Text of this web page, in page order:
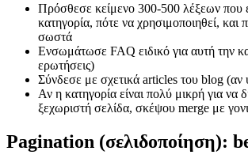
Πρόσθεσε κείμενο 300-500 λέξεων που
κατηγορία, πότε να χρησιμοποιηθεί, και
σωστά
Ενσωμάτωσε FAQ ειδικό για αυτή την
ερωτήσεις)
Σύνδεσε με σχετικά articles του blog (αν
Αν η κατηγορία είναι πολύ μικρή για να
ξεχωριστή σελίδα, σκέψου merge με
Pagination (σελιδοποίηση):